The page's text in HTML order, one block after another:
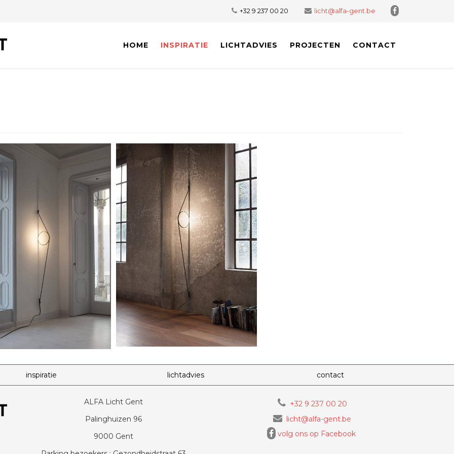
+32 9 237 00 20 licht@alfa-gent.be
HOME INSPIRATIE LICHTADVIES PROJECTEN CONTACT
inspiratie lichtadvies contact
ALFA Licht Gent
Palinghuizen 96
9000 Gent
+32 9 237 00 20
licht@alfa-gent.be
volg ons op Facebook